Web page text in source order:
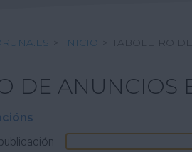
> INICIO > TABOLEIRO
DE ANUNCIOS